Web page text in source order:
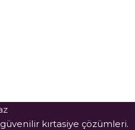
kırtasiye çözümleri.